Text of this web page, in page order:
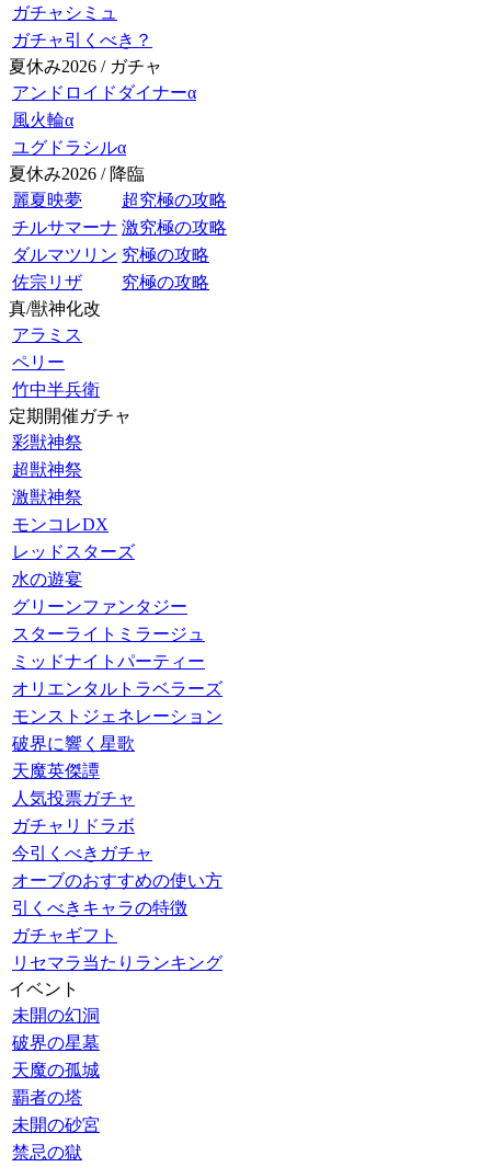
ガチャシミュ
ガチャ引くべき？
夏休み2026 / ガチャ
アンドロイドダイナーα
風火輪α
ユグドラシルα
夏休み2026 / 降臨
麗夏映夢
超究極の攻略
チルサマーナ 激究極の攻略
ダルマツリン 究極の攻略
佐宗リザ
究極の攻略
真/獣神化改
アラミス
ペリー
竹中半兵衛
定期開催ガチャ
彩獣神祭
超獣神祭
激獣神祭
モンコレDX
レッドスターズ
水の遊宴
グリーンファンタジー
スターライトミラージュ
ミッドナイトパーティー
オリエンタルトラベラーズ
モンストジェネレーション
破界に響く星歌
天魔英傑譚
人気投票ガチャ
ガチャリドラボ
今引くべきガチャ
オーブのおすすめの使い方
引くべきキャラの特徴
ガチャギフト
リセマラ当たりランキング
イベント
未開の幻洞
破界の星墓
天魔の孤城
覇者の塔
未開の砂宮
禁忌の獄